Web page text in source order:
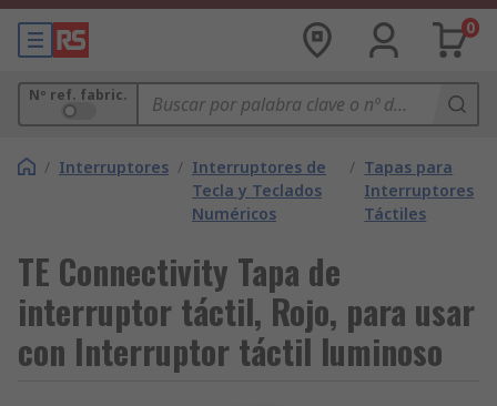
0
Nº ref. fabric.
/ Interruptores / Interruptores de
Tecla y Teclados
Numéricos
/ Tapas para
Interruptores
Táctiles
TE Connectivity Tapa de
interruptor táctil, Rojo, para usar
con Interruptor táctil luminoso